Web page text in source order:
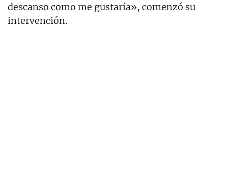
descanso como me gustaría», comenzó su
intervención.